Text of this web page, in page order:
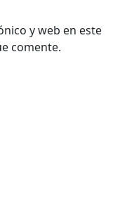
y web en este
comente.